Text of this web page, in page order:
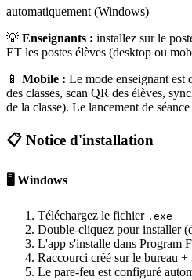
automatiquement (Windows)
💡 Enseignants : installez sur le
ET les postes élèves (desktop ou
📱 Mobile : Le mode enseignant est
des classes, scan QR des élèves,
de la classe). Le lancement de
📋 Notice d'installation
🖥️ Windows
Téléchargez le fichier .exe
Double-cliquez pour installer
L'app s'installe dans Program
Raccourci créé sur le bureau
Le pare-feu est configuré